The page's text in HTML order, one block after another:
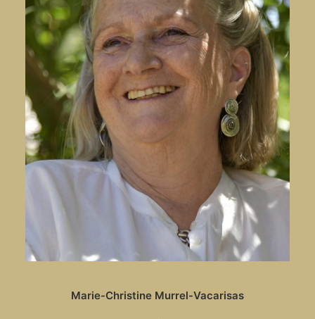
Marie-Christine Murrel-Vacarisas